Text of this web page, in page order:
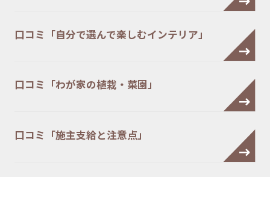
口コミ「自分で選んで楽しむインテリア」
口コミ「わが家の植栽・菜園」
口コミ「施主支給と注意点」